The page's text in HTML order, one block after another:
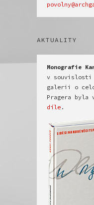
AKTUALITY
v souvislosti
galerii o
Pragera byla
díle